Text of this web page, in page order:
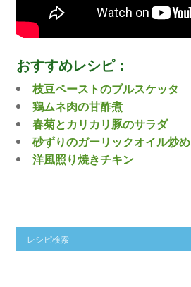
おすすめレシピ：
枝豆ペーストのブルスケッタ
鶏ムネ肉の甘酢煮
春菊とカリカリ豚のサラダ
砂ずりのガーリックオイル炒め
洋風照り焼きチキン